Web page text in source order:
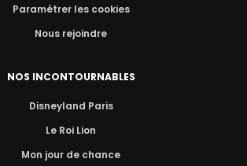
Paramétrer les cookies
Nous rejoindre
NOS INCONTOURNABLES
Disneyland Paris
Le Roi Lion
Mon jour de chance